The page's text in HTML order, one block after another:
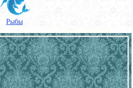
Рыбы